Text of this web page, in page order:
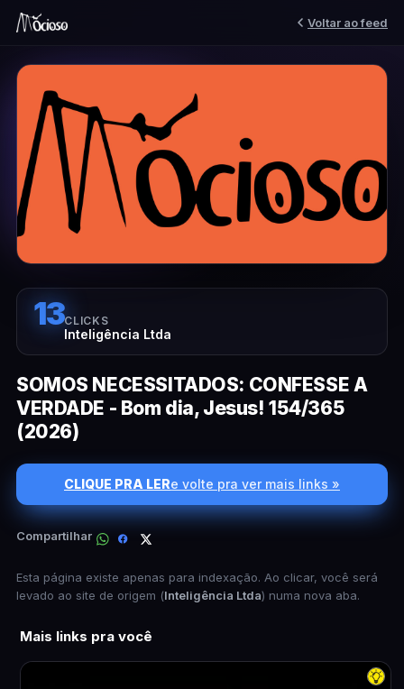
Voltar ao feed
13CLICKS
Inteligência Ltda
SOMOS NECESSITADOS: CONFESSE A
VERDADE - Bom dia, Jesus! 154/365
(2026)
CLIQUE PRA LERe volte pra ver mais links »
Compartilhar
Esta página existe apenas para indexação. Ao clicar, você será
levado ao site de origem (Inteligência Ltda) numa nova aba.
Mais links pra você